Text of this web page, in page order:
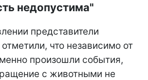
недопустима"
представители
что независимо от
произошли события,
с животными не